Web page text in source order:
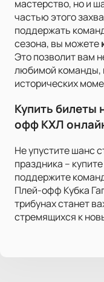
мастерство, но и
частью этого
поддержать
сезона, вы можете
Это позволит вам
любимой команды,
исторических
Купить билеты
офф КХЛ
Не упустите шанс
праздника –
поддержите
Плей-офф Кубка
трибунах станет
стремящихся к